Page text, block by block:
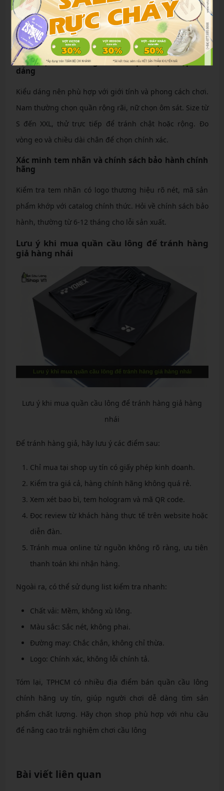
Công nghệ thấm hút mồ hôi như Quick Dry giúp giữ cơ
thể khô ráo. Kiểm tra bằng cách sờ vải, xem độ mềm mại
và thoáng khí.
Lựa chọn kiểu dáng và size quần phù hợp vóc
dáng
Kiểu dáng nên phù hợp với giới tính và phong cách chơi.
Nam thường chọn quần rộng rãi, nữ chọn ôm sát. Size từ
S đến XXL, thử trực tiếp để tránh chật hoặc rộng. Đo
vòng eo và chiều dài chân để chọn chính xác.
Xác minh tem nhãn và chính sách bảo hành chính
hãng
Kiểm tra tem nhãn có logo thương hiệu rõ nét, mã sản
phẩm khớp với catalog chính thức. Hỏi về chính sách bảo
hành, thường từ 6-12 tháng cho lỗi sản xuất.
Lưu ý khi mua quần cầu lông để tránh hàng
giả hàng nhái
Lưu ý khi mua quần cầu lông để tránh hàng giả hàng
nhái
Để tránh hàng giả, hãy lưu ý các điểm sau:
Chỉ mua tại shop uy tín có giấy phép kinh doanh.
Kiểm tra giá cả, hàng chính hãng không quá rẻ.
Xem xét bao bì, tem hologram và mã QR code.
Đọc review từ khách hàng thực tế trên website hoặc
diễn đàn.
Tránh mua online từ nguồn không rõ ràng, ưu tiên
thanh toán khi nhận hàng.
Ngoài ra, có thể sử dụng list kiểm tra nhanh:
Chất vải: Mềm, không xù lông.
Màu sắc: Sắc nét, không phai.
Đường may: Chắc chắn, không chỉ thừa.
Logo: Chính xác, không lỗi chính tả.
Tóm lại, TPHCM có nhiều địa điểm bán quần cầu lông
chính hãng uy tín, giúp người chơi dễ dàng tìm sản
phẩm chất lượng. Hãy chọn shop phù hợp với nhu cầu
để nâng cao trải nghiệm chơi cầu lông
Bài viết liên quan